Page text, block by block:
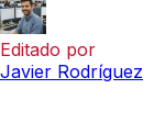
Editado por
Javier Rodríguez